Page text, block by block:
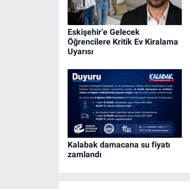
Eskişehir’e Gelecek
Öğrencilere Kritik Ev Kiralama
Uyarısı
Kalabak damacana su fiyatı
zamlandı